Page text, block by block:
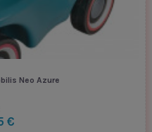
Neo Azure
€